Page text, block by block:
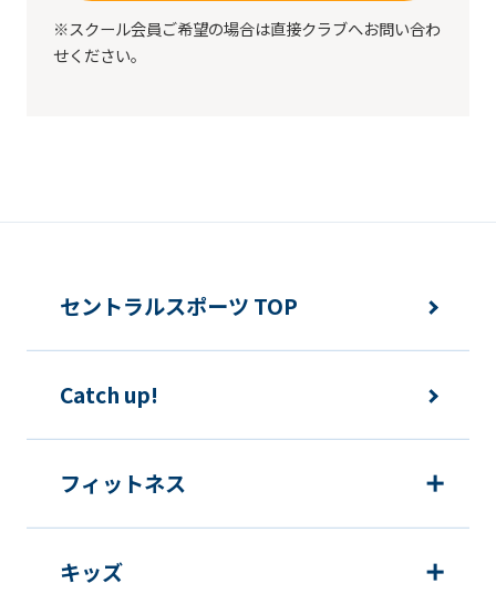
※スクール会員ご希望の場合は直接クラブへお問い合わ
せください。
so
accurate
The
from
セントラルスポーツ TOP
Catch up!
フィットネス
キッズ